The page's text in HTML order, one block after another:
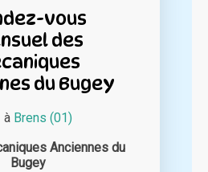
vous
des
du Bugey
Brens (01)
Anciennes du
Bugey